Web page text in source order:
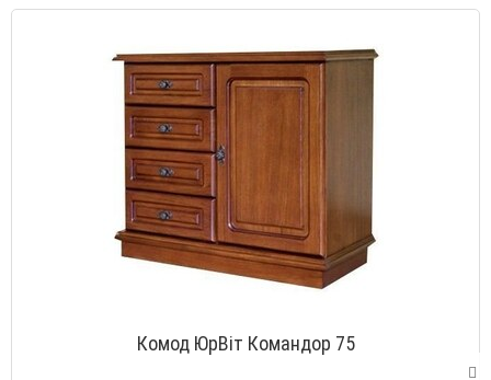
Комод ЮрВіт Командор 75